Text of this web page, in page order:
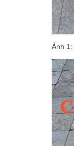
Ảnh 1: